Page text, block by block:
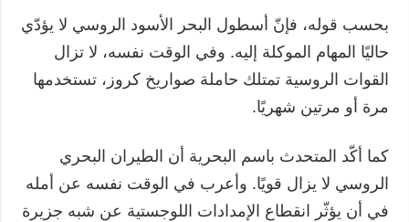
بحسب قوله، فإنّ أسطول البحر الأسود الروسي لا يؤدّي
حاليًا المهام الموكلة إليه. وفي الوقت نفسه، لا تزال
القوات الروسية تمتلك حاملة صواريخ كروز، تستخدمها
مرة أو مرتين شهريًا.
كما أكّد المتحدث باسم البحرية أن الطيران البحري
الروسي لا يزال قويًا. وأعرب في الوقت نفسه عن أمله
في أن يؤثّر انقطاع الإمدادات اللوجستية عن شبه جزيرة